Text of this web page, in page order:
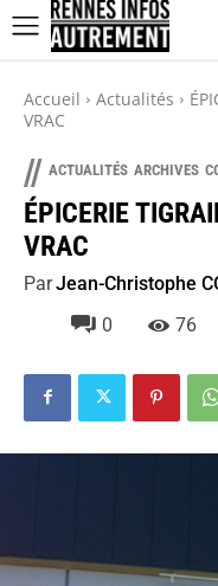
Accueil Actualités
VRAC
// ACTUALITÉS ARCHIVES
ÉPICERIE
VRAC
ParJean-Christophe
0
76